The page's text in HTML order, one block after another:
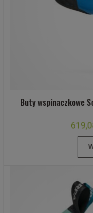
Buty wspinaczkowe